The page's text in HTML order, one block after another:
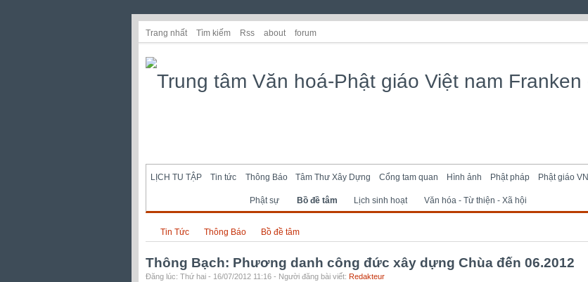
Trang nhất Tìm kiếm Rss about forum
LỊCH TU TẬP Tin tức Thông Báo
Phật sự Bồ đề tâm Lịch sinh hoạt Văn hóa - Từ thiện - Xã hội
Tâm Thư Xây Dựng Cổng tam quan Hình ảnh Phật pháp Phật giáo VN
Tin Tức Thông Báo Bồ đề tâm
Thông Bạch: Phương danh công đức xây dựng Chùa đến 06.2012
Đăng lúc: Thứ hai - 16/07/2012 11:16 - Người đăng bài viết: Redakteur